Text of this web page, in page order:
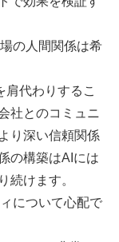
の人間関係は希
肩代わりするこ
社とのコミュニ
り深い信頼関係
の構築はAIには
続けます。
について心配で